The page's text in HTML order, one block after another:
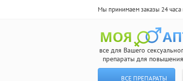
Мы принимаем заказы 24 часа
все для Вашего
препараты для
ВСЕ ПРЕПАРАТЫ